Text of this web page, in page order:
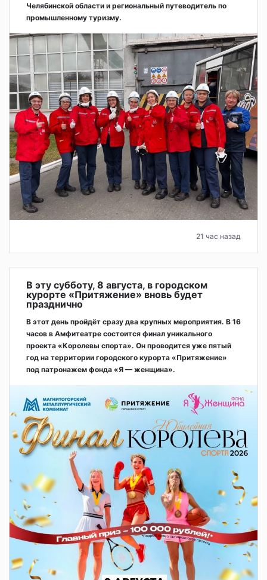
Челябинской области и региональный путеводитель по
промышленному туризму.
21 час назад
В эту субботу, 8 августа, в городском
курорте «Притяжение» вновь будет
празднично
В этот день пройдёт сразу два крупных мероприятия. В 16
часов в Амфитеатре состоится финал уникального
проекта «Королевы спорта». Он проводится уже пятый
год на территории городского курорта «Притяжение»
под патронажем фонда «Я — женщина».